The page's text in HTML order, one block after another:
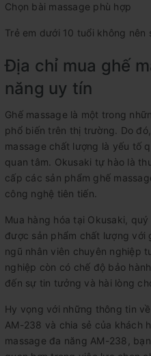
Chọn bài massage phù hợp
Trẻ em dưới 10 tuổi không nên
Địa chỉ mua ghế
năng uy tín
Ghế massage là một trong
phổ biến trên thị trường. Do
massage chất lượng là yếu tố
quan tâm. Okusaki tự hào là
cấp các sản phẩm ghế
công nghệ tiên tiến.
Mua hàng hóa tại Okusaki,
được sản phẩm chất lượng với
ngũ nhân viên chuyên nghiệp
nghiệp còn có chế độ bảo
đến sự tin tưởng và hài lòng
Hy vọng với những thông tin
AM-238 và chia sẻ của khách
massage đa năng AM-238,